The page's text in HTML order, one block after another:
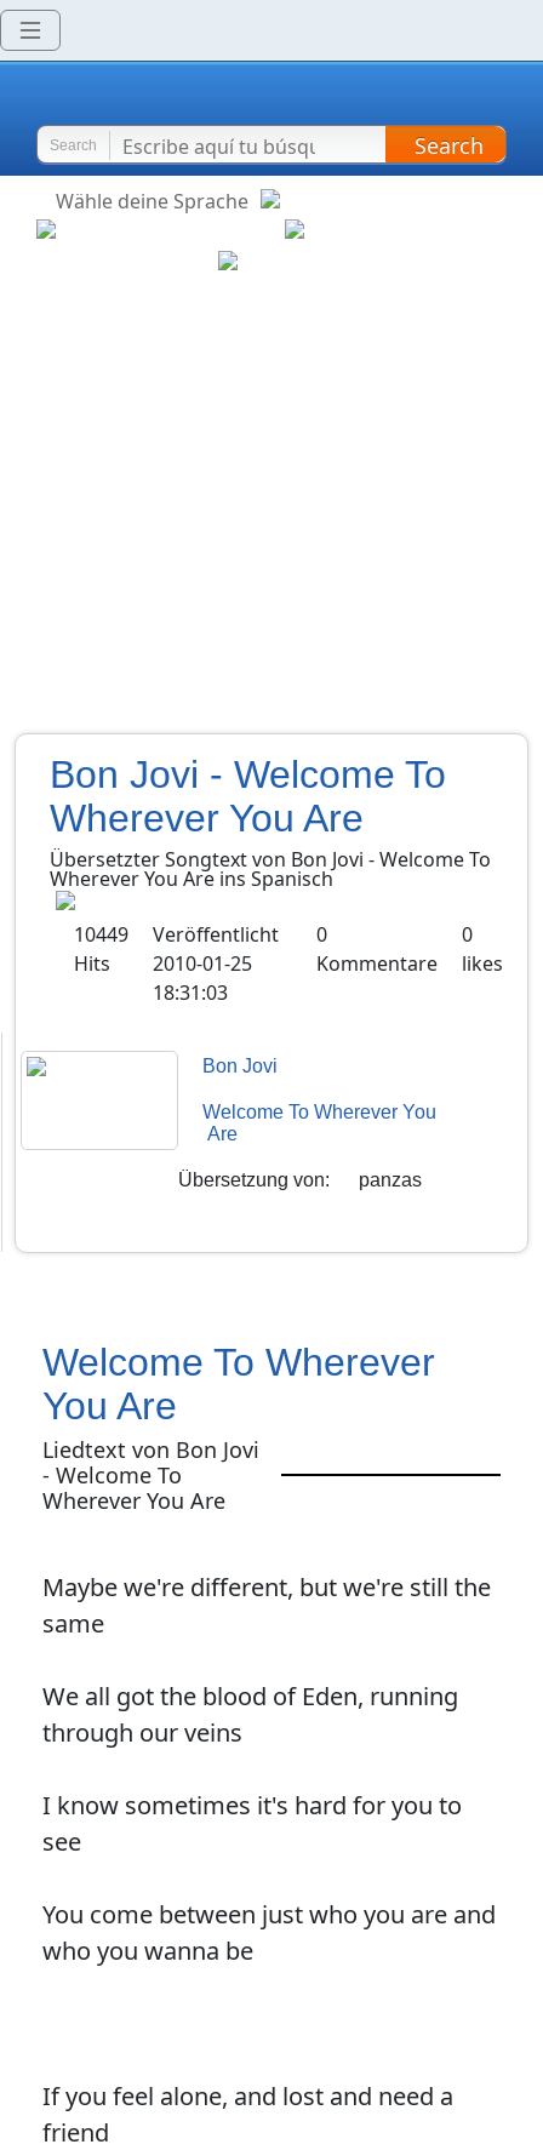
Search Search
Wähle deine Sprache
Bon Jovi - Welcome To
Wherever You Are
Übersetzter Songtext von Bon Jovi -Welcome To
Wherever You Are ins Spanisch
10449
Hits
Veröffentlicht
2010-01-25
18:31:03
0
Kommentare
0
likes
Bon Jovi
Welcome To Wherever You
Are
Übersetzung von: panzas
Welcome To Wherever
You Are
Liedtext von Bon Jovi
- Welcome To
Wherever You Are
Maybe we're different, but we're still the
same
We all got the blood of Eden, running
through our veins
I know sometimes it's hard for you to
see
You come between just who you are and
who you wanna be
If you feel alone, and lost and need a
friend